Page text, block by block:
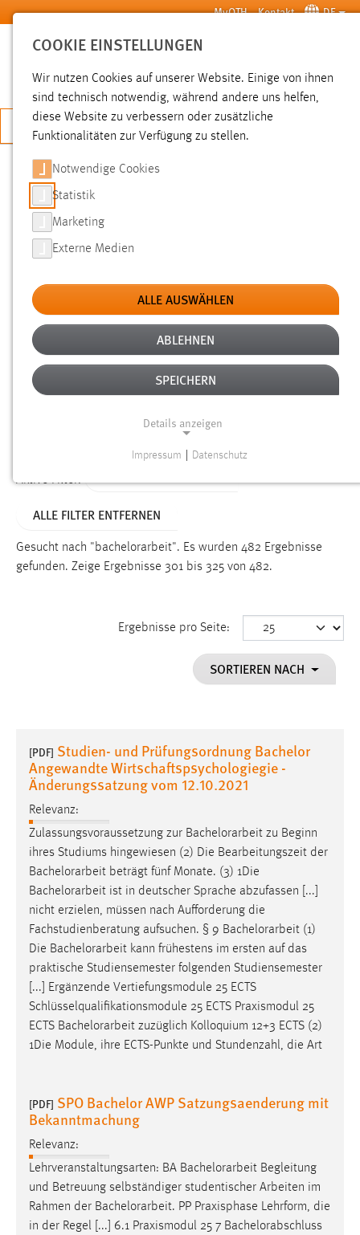
Zum Hauptinhalt springen MyOTH Kontakt DE
SUCHE
JETZT BEWERBEN
SUCHE
FILTER
Typ
Erstellungsdatum
Alter
Aktive Filter:
ALLE FILTER ENTFERNEN
Gesucht nach "bachelorarbeit". Es wurden 482 Ergebnisse
gefunden. Zeige Ergebnisse 301 bis 325 von 482.
Ergebnisse pro Seite:
SORTIEREN NACH
[PDF] Studien- und Prüfungsordnung Bachelor
Angewandte Wirtschaftspsychologiegie -
Änderungssatzung vom 12.10.2021
Relevanz:
Zulassungsvoraussetzung zur Bachelorarbeit zu Beginn
ihres Studiums hingewiesen (2) Die Bearbeitungszeit der
Bachelorarbeit beträgt fünf Monate. (3) 1Die
Bachelorarbeit ist in deutscher Sprache abzufassen [...]
nicht erzielen, müssen nach Aufforderung die
Fachstudienberatung aufsuchen. § 9 Bachelorarbeit (1)
Die Bachelorarbeit kann frühestens im ersten auf das
praktische Studiensemester folgenden Studiensemester
[...] Ergänzende Vertiefungsmodule 25 ECTS
Schlüsselqualifikationsmodule 25 ECTS Praxismodul 25
ECTS Bachelorarbeit zuzüglich Kolloquium 12+3 ECTS (2)
1Die Module, ihre ECTS-Punkte und Stundenzahl, die Art
[PDF] SPO Bachelor AWP Satzungsaenderung mit
Bekanntmachung
Relevanz:
Lehrveranstaltungsarten: BA Bachelorarbeit Begleitung
und Betreuung selbständiger studentischer Arbeiten im
Rahmen der Bachelorarbeit. PP Praxisphase Lehrform, die
in der Regel [...] 6.1 Praxismodul 25 7 Bachelorabschluss
COOKIE EINSTELLUNGEN
Wir nutzen Cookies auf unserer Website. Einige von ihnen
sind technisch notwendig, während andere uns helfen,
diese Website zu verbessern oder zusätzliche
Funktionalitäten zur Verfügung zu stellen.
Notwendige Cookies
Statistik
Marketing
Externe Medien
ALLE AUSWÄHLEN
ABLEHNEN
SPEICHERN
Details anzeigen
Funktionen und sind für die einwandfreie Funktion der
Einverständnis
cookie_consent
Dieser Cookie speichert die ausgewählten Einverständnis-
Performance
Name:
staticfilecache
Zweck:
Für performante Seitenauslieferung wird in diesem Cookie
gespeichert, ob man eingeloggt ist.
Sprachpräferenz
Name:
site-language-preference
Zweck:
Das Cookie speichert die gewählte Sprache der Website.
Name:
MibewSessionID, MIBEW_UserID, mibew_locale, mibew-
Zweck:
Impressum Datenschutz